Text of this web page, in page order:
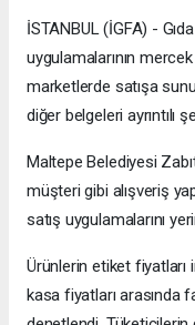
İSTANBUL (İGFA) -
uygulamalarının mercek
marketlerde satışa
diğer belgeleri ayrıntılı
Maltepe Belediyesi
müşteri gibi alışveriş
satış uygulamalarını
Ürünlerin etiket
kasa fiyatları arasında